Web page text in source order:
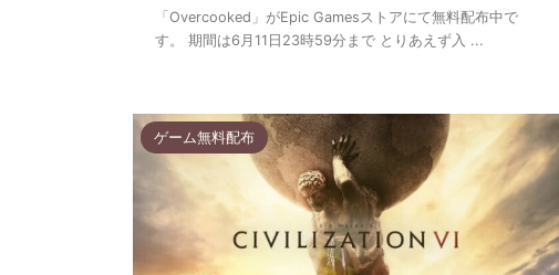
「Overcooked」がEpic Gamesストアにて無料配布中で
す。 期間は6月11日23時59分まで とりあえず入 ...
ゲーム無料配布